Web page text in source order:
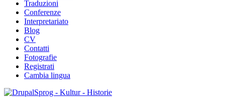
Traduzioni
Conferenze
Interpretariato
Blog
CV
Contatti
Fotografie
Registrati
Cambia lingua
Salta
Sprog - Kultur - Historie